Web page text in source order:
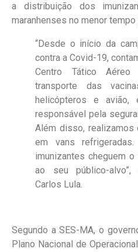
a distribuição dos
maranhenses no menor
“Desde o início da
contra a Covid-19,
Centro Tático
transporte das
helicópteros e avião,
responsável pela
Além disso, realizamos
em vans
imunizantes cheguem
ao seu público-
Carlos Lula.
Segundo a SES-MA, o
Plano Nacional de